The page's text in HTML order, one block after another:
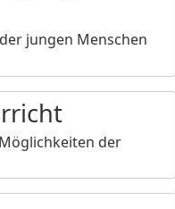
jungen Menschen
der